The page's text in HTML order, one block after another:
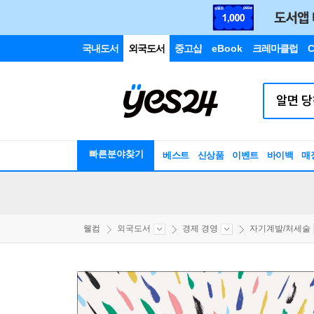
국내도서 외국도서 중고샵 eBook 크레마클럽
빠른분야찾기 베스트 신상품 이벤트 바이백 매
웰컴 외국도서 경제 경영 자기계발/처세술